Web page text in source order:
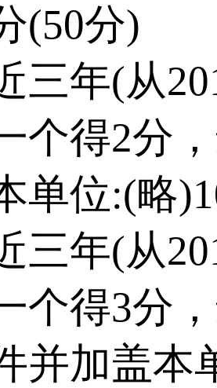
(50分)
三年(从
个得2分
单位:(略
三年(从
个得3分
并加盖本